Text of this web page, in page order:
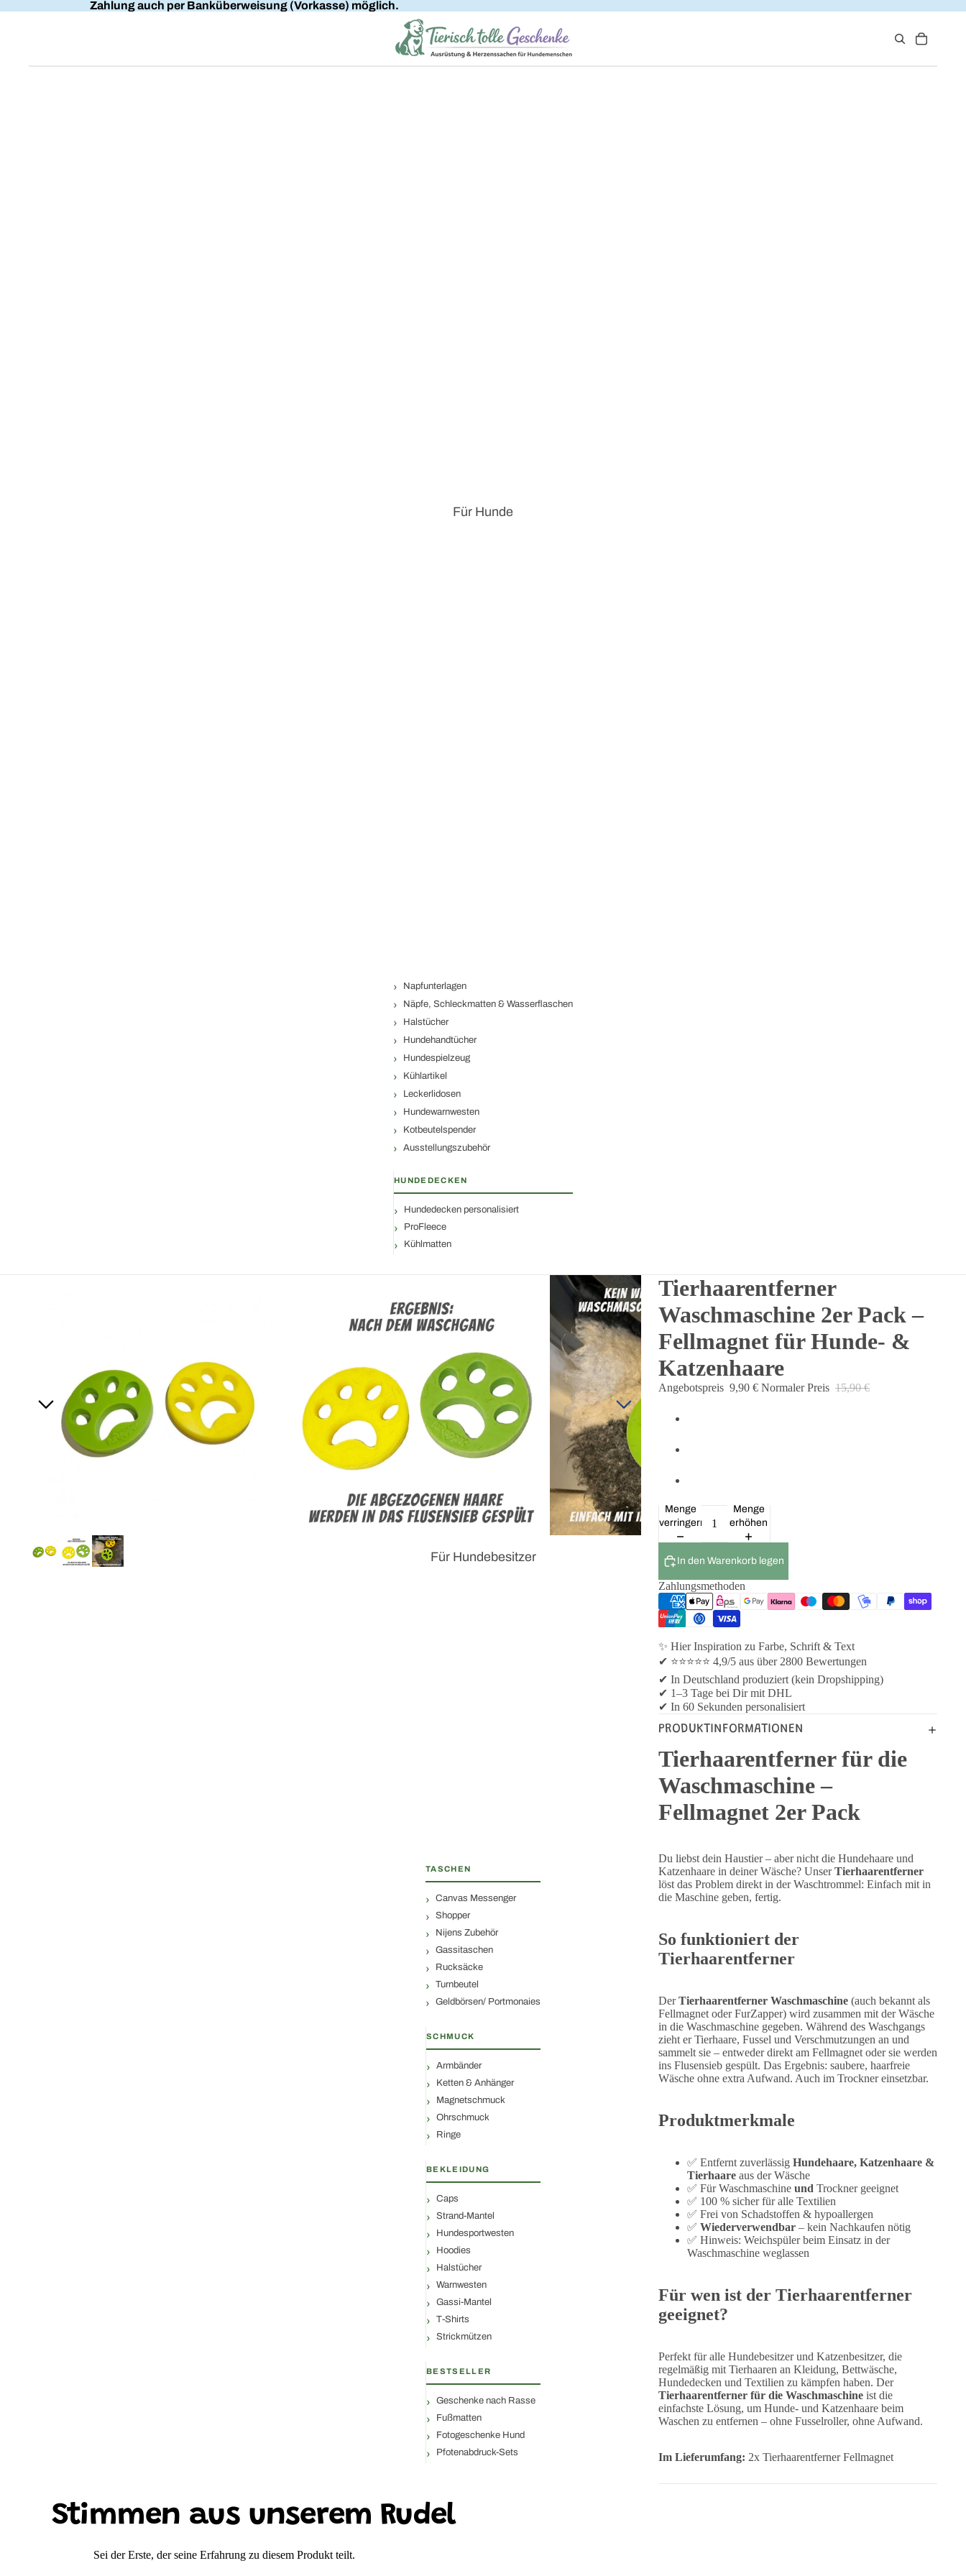
Zahlung auch per Banküberweisung (Vorkasse) möglich.
Für Hunde
Napfunterlagen
Näpfe, Schleckmatten & Wasserflaschen
Halstücher
Hundehandtücher
Hundespielzeug
Kühlartikel
Leckerlidosen
Hundewarnwesten
Kotbeutelspender
Ausstellungszubehör
HUNDEDECKEN
Hundedecken personalisiert
ProFleece
Kühlmatten
Für Hundebesitzer
TASCHEN
Canvas Messenger
Shopper
Nijens Zubehör
Gassitaschen
Rucksäcke
Turnbeutel
Geldbörsen/ Portmonaies
SCHMUCK
Armbänder
Ketten & Anhänger
Magnetschmuck
Ohrschmuck
Ringe
BEKLEIDUNG
Caps
Strand-Mantel
Hundesportwesten
Hoodies
Halstücher
Warnwesten
Gassi-Mantel
T-Shirts
Strickmützen
BESTSELLER
Geschenke nach Rasse
Fußmatten
Fotogeschenke Hund
Pfotenabdruck-Sets
Tierhaarentferner
Waschmaschine 2er Pack –
Fellmagnet für Hunde- &
Katzenhaare
Angebotspreis 9,90 € Normaler Preis 15,90 €
Menge
verringern
Menge
erhöhen
In den Warenkorb legen
Zahlungsmethoden
✨ Hier Inspiration zu Farbe, Schrift & Text
✔ ⭐⭐⭐⭐⭐ 4,9/5 aus über 2800 Bewertungen
✔ In Deutschland produziert (kein Dropshipping)
✔ 1–3 Tage bei Dir mit DHL
✔ In 60 Sekunden personalisiert
PRODUKTINFORMATIONEN
Tierhaarentferner für die
Waschmaschine –
Fellmagnet 2er Pack
Du liebst dein Haustier – aber nicht die Hundehaare und
Katzenhaare in deiner Wäsche? UnserTierhaarentferner
löst das Problem direkt in der Waschtrommel: Einfach mit in
die Maschine geben, fertig.
So funktioniert der
Tierhaarentferner
DerTierhaarentferner Waschmaschine (auch bekannt als
Fellmagnet oder FurZapper) wird zusammen mit der Wäsche
in die Waschmaschine gegeben. Während des Waschgangs
zieht er Tierhaare, Fussel und Verschmutzungen an und
sammelt sie – entweder direkt am Fellmagnet oder sie werden
ins Flusensieb gespült. Das Ergebnis: saubere, haarfreie
Wäsche ohne extra Aufwand. Auch im Trockner einsetzbar.
Produktmerkmale
✅ Entfernt zuverlässig Hundehaare, Katzenhaare &
Tierhaare aus der Wäsche
✅ Für Waschmaschine und Trockner geeignet
✅ 100 % sicher für alle Textilien
✅ Frei von Schadstoffen & hypoallergen
✅ Wiederverwendbar – kein Nachkaufen nötig
✅ Hinweis: Weichspüler beim Einsatz in der
Waschmaschine weglassen
Für wen ist der Tierhaarentferner
geeignet?
Perfekt für alle Hundebesitzer und Katzenbesitzer, die
regelmäßig mit Tierhaaren an Kleidung, Bettwäsche,
Hundedecken und Textilien zu kämpfen haben. Der
Tierhaarentferner für die Waschmaschine ist die
einfachste Lösung, um Hunde- und Katzenhaare beim
Waschen zu entfernen – ohne Fusselroller, ohne Aufwand.
Im Lieferumfang: 2x Tierhaarentferner Fellmagnet
Stimmen aus unserem Rudel
Sei der Erste, der seine Erfahrung zu diesem Produkt teilt.